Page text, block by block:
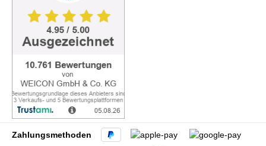
Zahlungsmethoden